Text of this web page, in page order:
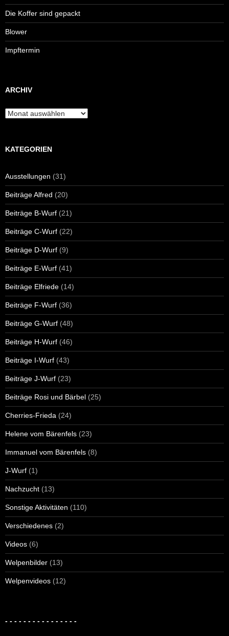
Die Koffer sind gepackt
Blower
Impftermin
ARCHIV
Archiv
KATEGORIEN
Ausstellungen (31)
Beiträge Alfred (20)
Beiträge B-Wurf (21)
Beiträge C-Wurf (22)
Beiträge D-Wurf (9)
Beiträge E-Wurf (41)
Beiträge Elfriede (14)
Beiträge F-Wurf (36)
Beiträge G-Wurf (48)
Beiträge H-Wurf (46)
Beiträge I-Wurf (43)
Beiträge J-Wurf (23)
Beiträge Rosi und Bärbel (25)
Cherries-Frieda (24)
Helene vom Bärenfels (23)
Immanuel vom Bärenfels (8)
J-Wurf (1)
Nachzucht (13)
Sonstige Aktivitäten (110)
Verschiedenes (2)
Videos (6)
Welpenbilder (13)
Welpenvideos (12)
- - - - - - - - - - - - - - - -